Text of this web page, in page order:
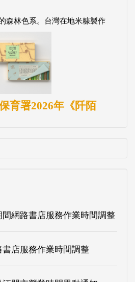
森林色系。台灣在地米糠製作
育署2026年《阡陌
間網路書店服務作業時間調整
書店服務作業時間調整